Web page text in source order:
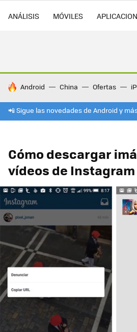
ANÁLISIS MÓVILES
HOY SE HABLA DE
Android China Ofertas
📲 Sigue las novedades de Android y
Cómo descargar
vídeos de